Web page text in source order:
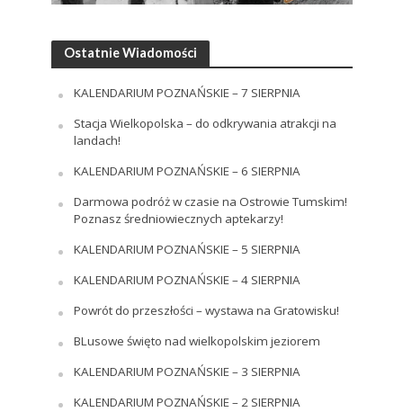
Ostatnie Wiadomości
KALENDARIUM POZNAŃSKIE – 7 SIERPNIA
Stacja Wielkopolska – do odkrywania atrakcji na
landach!
KALENDARIUM POZNAŃSKIE – 6 SIERPNIA
Darmowa podróż w czasie na Ostrowie Tumskim!
Poznasz średniowiecznych aptekarzy!
KALENDARIUM POZNAŃSKIE – 5 SIERPNIA
KALENDARIUM POZNAŃSKIE – 4 SIERPNIA
Powrót do przeszłości – wystawa na Gratowisku!
BLusowe święto nad wielkopolskim jeziorem
KALENDARIUM POZNAŃSKIE – 3 SIERPNIA
KALENDARIUM POZNAŃSKIE – 2 SIERPNIA